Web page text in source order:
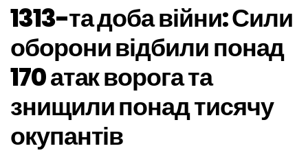
1313-та доба війни: Сили
оборони відбили понад
170 атак ворога та
знищили понад тисячу
окупантів